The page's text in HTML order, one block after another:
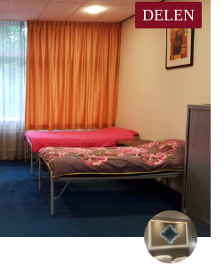
DELEN